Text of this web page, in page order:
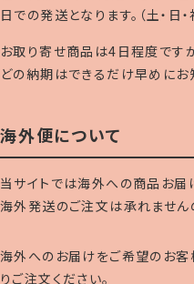
日での発送となります。（土・日
お取り寄せ商品は4日程度です
どの納期はできるだけ早めにお
海外便について
当サイトでは海外への商品お届
海外発送のご注文は承れません
海外へのお届けをご希望のお
りご注文ください。